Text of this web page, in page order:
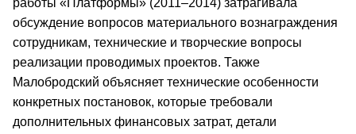
работы «Платформы» (2011–2014) затрагивала
обсуждение вопросов материального вознаграждения
сотрудникам, технические и творческие вопросы
реализации проводимых проектов. Также
Малобродский объясняет технические особенности
конкретных постановок, которые требовали
дополнительных финансовых затрат, детали